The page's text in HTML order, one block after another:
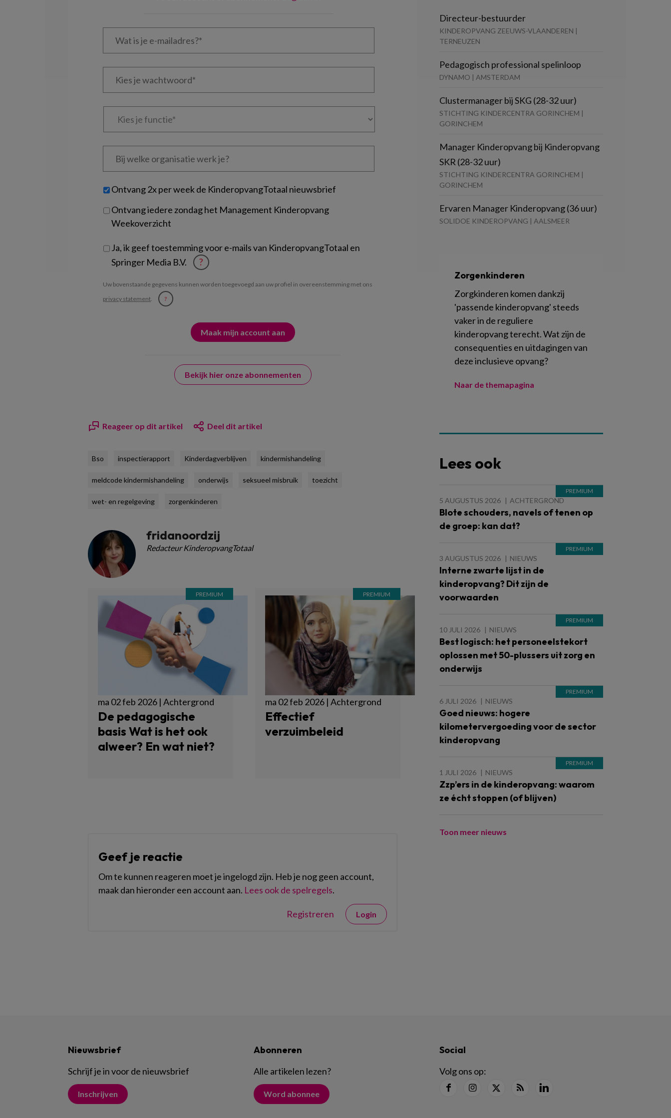
Wat
Kies
Kies
Bij
welke
je?
Untitled
Ontvang 2x per week de KinderopvangTotaal nieuwsbrief
Ontvang iedere zondag het Management Kinderopvang
Weekoverzicht
Ja, ik geef toestemming voor e-mails van KinderopvangTotaal en
Springer Media B.V.
?
Uw bovenstaande gegevens kunnen worden toegevoegd aan uw profiel in overeenstemming met ons
privacy statement. ?
Bekijk hier onze abonnementen
Reageer op dit artikel Deel dit artikel
Bso inspectierapport Kinderdagverblijven kindermishandeling
meldcode kindermishandeling onderwijs seksueel misbruik toezicht
wet- en regelgeving zorgenkinderen
fridanoordzij
Redacteur KinderopvangTotaal
ma 02 feb 2026 | Achtergrond
De pedagogische
basis Wat is het ook
alweer? En wat niet?
ma 02 feb 2026 | Achtergrond
Effectief
verzuimbeleid
Geef je reactie
Om te kunnen reageren moet je ingelogd zijn. Heb je nog geen account,
maak dan hieronder een account aan. Lees ook de spelregels.
Registreren Login
Directeur-bestuurder
KINDEROPVANG ZEEUWS-VLAANDEREN |
TERNEUZEN
Pedagogisch professional spelinloop
DYNAMO | AMSTERDAM
Clustermanager bij SKG (28-32 uur)
STICHTING KINDERCENTRA GORINCHEM |
GORINCHEM
Manager Kinderopvang bij Kinderopvang
SKR (28-32 uur)
STICHTING KINDERCENTRA GORINCHEM |
GORINCHEM
Ervaren Manager Kinderopvang (36 uur)
SOLIDOE KINDEROPVANG | AALSMEER
Zorgenkinderen
Zorgkinderen komen dankzij
'passende kinderopvang' steeds
vaker in de reguliere
kinderopvang terecht. Wat zijn de
consequenties en uitdagingen van
deze inclusieve opvang?
Naar de themapagina
Lees ook
5 AUGUSTUS 2026 ACHTERGROND
Blote schouders, navels of tenen op
de groep: kan dat?
3 AUGUSTUS 2026 NIEUWS
Interne zwarte lijst in de
kinderopvang? Dit zijn de
voorwaarden
10 JULI 2026 NIEUWS
Best logisch: het personeelstekort
oplossen met 50-plussers uit zorg en
onderwijs
6 JULI 2026 NIEUWS
Goed nieuws: hogere
kilometervergoeding voor de sector
kinderopvang
1 JULI 2026 NIEUWS
Zzp’ers in de kinderopvang: waarom
ze écht stoppen (of blijven)
Toon meer nieuws
Nieuwsbrief
Schrijf je in voor de nieuwsbrief
Inschrijven
Abonneren
Alle artikelen lezen?
Word abonnee
Social
Volg ons op: